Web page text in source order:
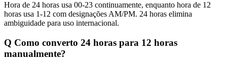
Hora de 24 horas usa 00-23 continuamente, enquanto hora de 12
horas usa 1-12 com designações AM/PM. 24 horas elimina
ambiguidade para uso internacional.
Q Como converto 24 horas para 12 horas
manualmente?